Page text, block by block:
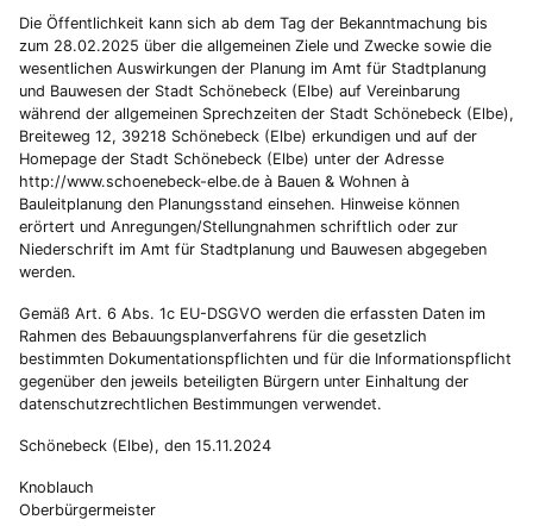
Die Öffentlichkeit kann sich ab dem Tag der Bekanntmachung bis
zum 28.02.2025 über die allgemeinen Ziele und Zwecke sowie die
wesentlichen Auswirkungen der Planung im Amt für Stadtplanung
und Bauwesen der Stadt Schönebeck (Elbe) auf Vereinbarung
während der allgemeinen Sprechzeiten der Stadt Schönebeck (Elbe),
Breiteweg 12, 39218 Schönebeck (Elbe) erkundigen und auf der
Homepage der Stadt Schönebeck (Elbe) unter der Adresse
http://www.schoenebeck-elbe.de à Bauen & Wohnen à
Bauleitplanung den Planungsstand einsehen. Hinweise können
erörtert und Anregungen/Stellungnahmen schriftlich oder zur
Niederschrift im Amt für Stadtplanung und Bauwesen abgegeben
werden.
Gemäß Art. 6 Abs. 1c EU-DSGVO werden die erfassten Daten im
Rahmen des Bebauungsplanverfahrens für die gesetzlich
bestimmten Dokumentationspflichten und für die Informationspflicht
gegenüber den jeweils beteiligten Bürgern unter Einhaltung der
datenschutzrechtlichen Bestimmungen verwendet.
Schönebeck (Elbe), den 15.11.2024
Knoblauch
Oberbürgermeister